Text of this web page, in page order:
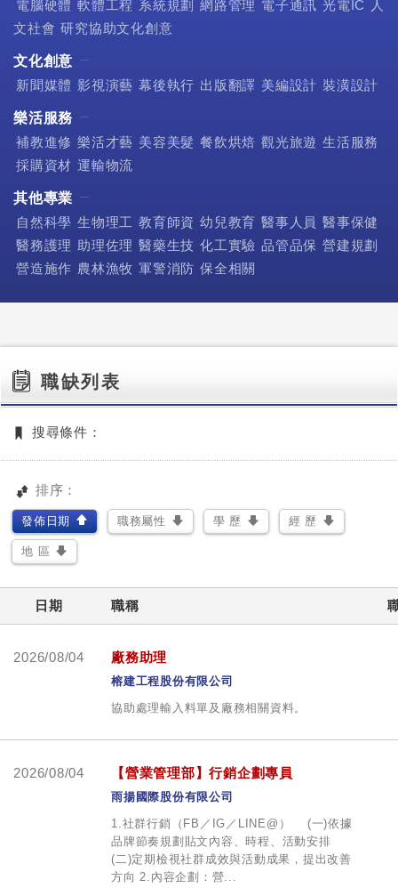
電腦硬體 軟體工程 系統規劃 網路管理 電子通訊 光電IC
人
文社會 研究協助文化創意
文化創意
新聞媒體 影視演藝 幕後執行 出版翻譯 美編設計 裝潢設計
樂活服務
補教進修 樂活才藝 美容美髮 餐飲烘焙 觀光旅遊 生活服務
採購資材 運輸物流
其他專業
自然科學 生物理工 教育師資 幼兒教育 醫事人員 醫事保健
醫務護理 助理佐理 醫藥生技 化工實驗 品管品保 營建規劃
營造施作 農林漁牧 軍警消防 保全相關
職缺列表
搜尋條件：
排序：
發佈日期 職務屬性 學 歷 經 歷
地 區
日期 職稱
2026/08/04 廠務助理
榕建工程股份有限公司
協助處理輸入料單及廠務相關資料。
2026/08/04 【營業管理部】行銷企劃專員
雨揚國際股份有限公司
1.社群行銷（FB／IG／LINE@） (一)依據
品牌節奏規劃貼文內容、時程、活動安排
(二)定期檢視社群成效與活動成果，提出改善
方向 2.內容企劃：營...